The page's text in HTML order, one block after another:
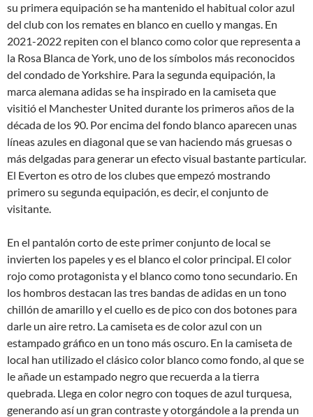
su primera equipación se ha mantenido el habitual color azul
del club con los remates en blanco en cuello y mangas. En
2021-2022 repiten con el blanco como color que representa a
la Rosa Blanca de York, uno de los símbolos más reconocidos
del condado de Yorkshire. Para la segunda equipación, la
marca alemana adidas se ha inspirado en la camiseta que
visitió el Manchester United durante los primeros años de la
década de los 90. Por encima del fondo blanco aparecen unas
líneas azules en diagonal que se van haciendo más gruesas o
más delgadas para generar un efecto visual bastante particular.
El Everton es otro de los clubes que empezó mostrando
primero su segunda equipación, es decir, el conjunto de
visitante.
En el pantalón corto de este primer conjunto de local se
invierten los papeles y es el blanco el color principal. El color
rojo como protagonista y el blanco como tono secundario. En
los hombros destacan las tres bandas de adidas en un tono
chillón de amarillo y el cuello es de pico con dos botones para
darle un aire retro. La camiseta es de color azul con un
estampado gráfico en un tono más oscuro. En la camiseta de
local han utilizado el clásico color blanco como fondo, al que se
le añade un estampado negro que recuerda a la tierra
quebrada. Llega en color negro con toques de azul turquesa,
generando así un gran contraste y otorgándole a la prenda un